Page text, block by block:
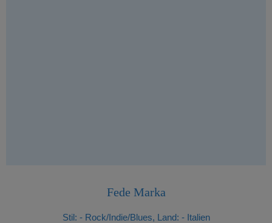
Fede Marka
Stil: - Rock/Indie/Blues, Land: - Italien